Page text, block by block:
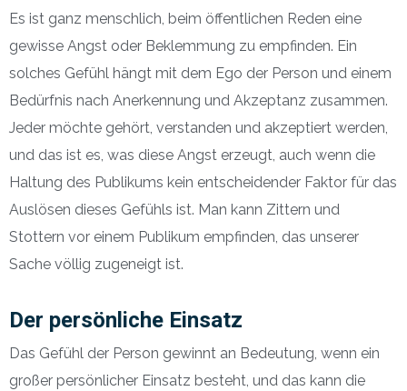
Es ist ganz menschlich, beim öffentlichen Reden eine
gewisse Angst oder Beklemmung zu empfinden. Ein
solches Gefühl hängt mit dem Ego der Person und einem
Bedürfnis nach Anerkennung und Akzeptanz zusammen.
Jeder möchte gehört, verstanden und akzeptiert werden,
und das ist es, was diese Angst erzeugt, auch wenn die
Haltung des Publikums kein entscheidender Faktor für das
Auslösen dieses Gefühls ist. Man kann Zittern und
Stottern vor einem Publikum empfinden, das unserer
Sache völlig zugeneigt ist.
Der persönliche Einsatz
Das Gefühl der Person gewinnt an Bedeutung, wenn ein
großer persönlicher Einsatz besteht, und das kann die